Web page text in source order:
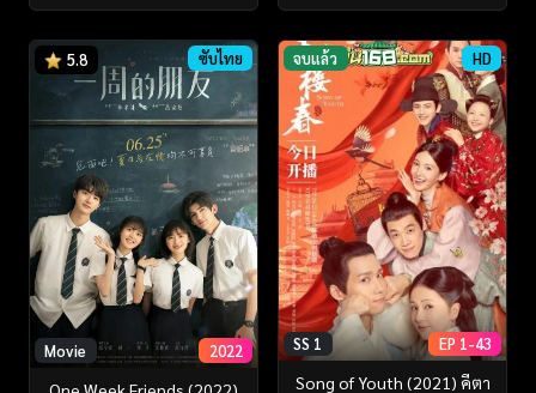
5.8 ซับไทย
Movie 2022
จบแล้ว HD
SS 1 EP 1-43
Song of Youth (2021) คีตา